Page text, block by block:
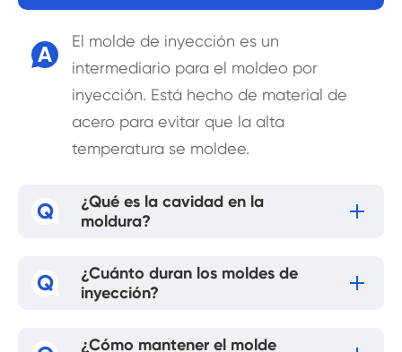
A
El molde de inyección es un
intermediario para el moldeo por
inyección. Está hecho de material de
acero para evitar que la alta
temperatura se moldee.
Q
¿Qué es la cavidad en la
moldura?
Q
¿Cuánto duran los moldes de
inyección?
¿Cómo mantener el molde